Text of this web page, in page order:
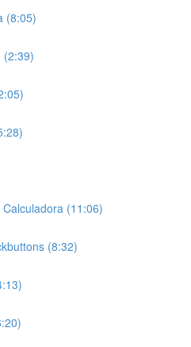
(8:05)
(2:39)
(11:06)
(8:32)